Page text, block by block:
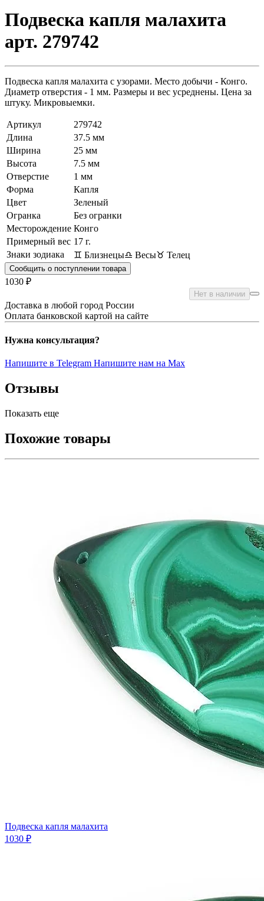
Подвеска капля малахита
арт. 279742
Подвеска капля малахита с узорами. Место добычи - Конго.
Диаметр отверстия - 1 мм. Размеры и вес усреднены. Цена за
штуку. Микровыемки.
Артикул
279742
Длина
37.5 мм
Ширина
25 мм
Высота
7.5 мм
Отверстие
1 мм
Форма
Капля
Цвет
Зеленый
Огранка
Без огранки
Месторождение Конго
Примерный вес 17 г.
Знаки зодиака
♊ Близнецы♎ Весы♉ Телец
Сообщить о поступлении товара
1030 ₽
Нет в наличии
Доставка в любой город России
Оплата банковской картой на сайте
Нужна консультация?
Напишите в Telegram Напишите нам на Max
Отзывы
Показать еще
Похожие товары
Подвеска капля малахита
1030 ₽